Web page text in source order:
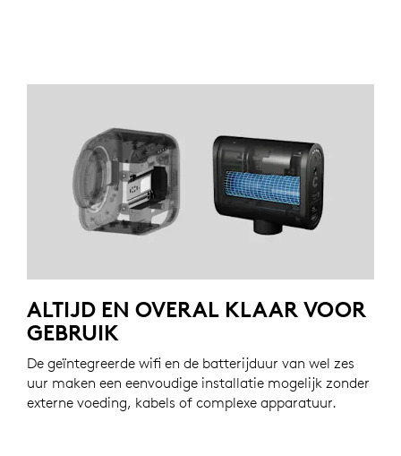
ALTIJD EN OVERAL KLAAR VOOR
GEBRUIK
De geïntegreerde wifi en de batterijduur van wel zes
uur maken een eenvoudige installatie mogelijk zonder
externe voeding, kabels of complexe apparatuur.